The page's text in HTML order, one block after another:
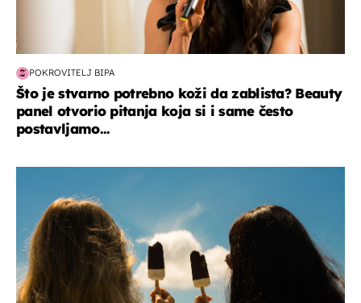
POKROVITELJ BIPA
Što je stvarno potrebno koži da zablista? Beauty
panel otvorio pitanja koja si i same često
postavljamo...